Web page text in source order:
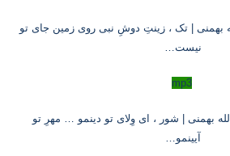
| تک ، زینتِ دوشِ نبی روی زمین جای تو
نیست…
mp3
بهمنی | شور ، ای وِلای تو دینمو … مهرِ تو
آیینمو…